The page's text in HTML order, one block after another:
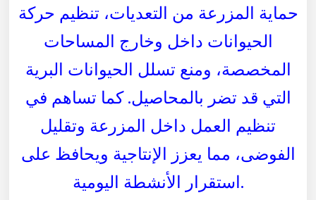
حماية المزرعة من التعديات، تنظيم حركة
الحيوانات داخل وخارج المساحات
المخصصة، ومنع تسلل الحيوانات البرية
التي قد تضر بالمحاصيل. كما تساهم في
تنظيم العمل داخل المزرعة وتقليل
الفوضى، مما يعزز الإنتاجية ويحافظ على
استقرار الأنشطة اليومية.